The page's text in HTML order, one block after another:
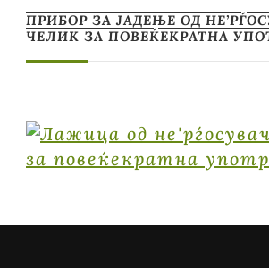
ПРИБОР ЗА ЈАДЕЊЕ ОД
ЧЕЛИК ЗА ПОВЕЌЕКРАТНА